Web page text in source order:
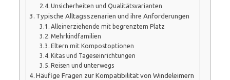
Unsicherheiten und Qualitätsvarianten
Typische Alltagsszenarien und ihre Anforderungen
Alleinerziehende mit begrenztem Platz
Mehrkindfamilien
Eltern mit Kompostoptionen
Kitas und Tageseinrichtungen
Reisen und unterwegs
Häufige Fragen zur Kompatibilität von Windeleimern